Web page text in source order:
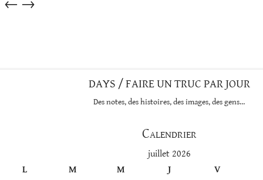
→
←
DAYS / FAIRE UN TRUC PAR JOUR
Des notes, des histoires, des images, des gens…
Calendrier
juillet 2026
L
M M J
V